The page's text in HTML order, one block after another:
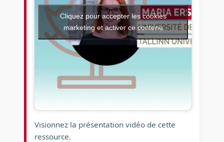
Cliquez pour accepter les cookies
marketing et activer ce contenu
Visionnez la présentation vidéo de cette
ressource.